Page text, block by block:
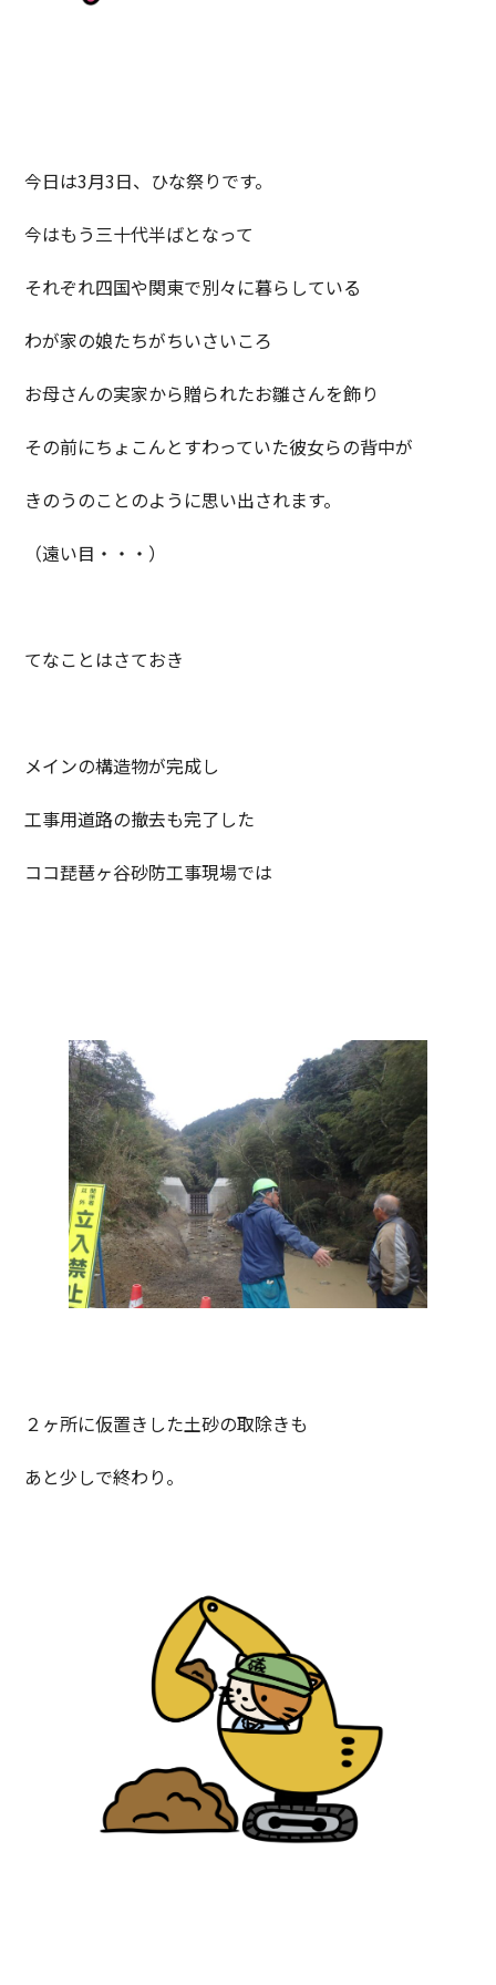
今日は3月3日、ひな祭りです。
今はもう三十代半ばとなって
それぞれ四国や関東で別々に暮らしている
わが家の娘たちがちいさいころ
お母さんの実家から贈られたお雛さんを飾り
その前にちょこんとすわっていた彼女らの背中が
きのうのことのように思い出されます。
（遠い目・・・）
てなことはさておき
メインの構造物が完成し
工事用道路の撤去も完了した
ココ琵琶ヶ谷砂防工事現場では
２ヶ所に仮置きした土砂の取除きも
あと少しで終わり。